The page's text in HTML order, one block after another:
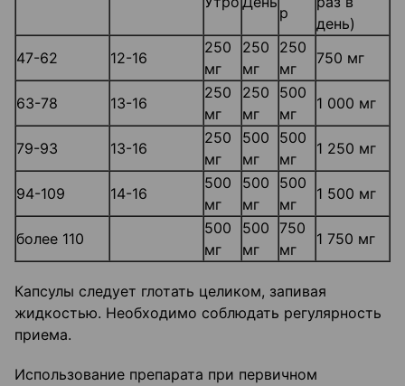
р
день)
47-62
12-16
250
мг
250
мг
250
мг
750 мг
63-78 13-16
250
мг
250
мг
500
мг
1 000 мг
79-93 13-16
250
мг
500
мг
500
мг
1 250 мг
94-109 14-16
500
мг
500
мг
500
мг
1 500 мг
более 110
500
мг
500
мг
750
мг
1 750 мг
Капсулы следует глотать целиком, запивая
жидкостью. Необходимо соблюдать регулярность
приема.
Использование препарата при первичном